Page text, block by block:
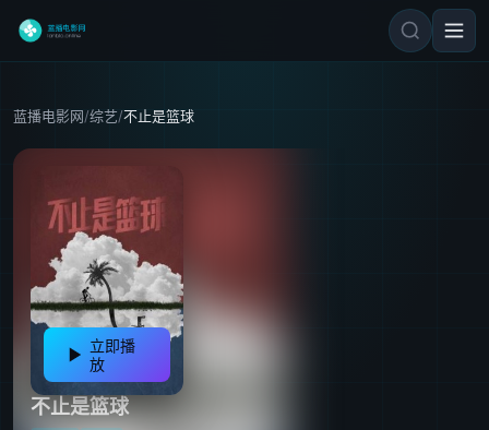
蓝播电影网/综艺/不止是篮球
立即播
放
不止是篮球